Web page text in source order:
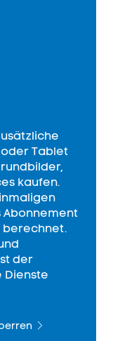
Tablet
kaufen.
Abonnement
berechnet.
der
Dienste